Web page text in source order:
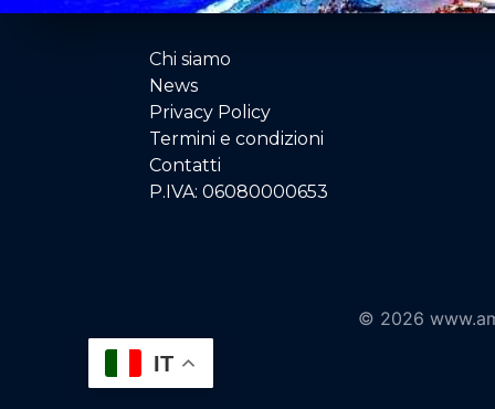
Chi siamo
News
Privacy Policy
Termini e condizioni
Contatti
P.IVA: 06080000653
© 2026
IT